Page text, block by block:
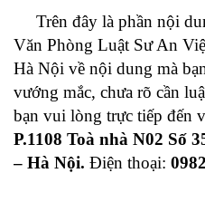
Trên đây là phần nội
Văn Phòng Luật Sư An
Hà Nội về nội dung mà
vướng mắc, chưa rõ cần
bạn vui lòng trực tiếp đến
P.1108 Toà nhà N02 Số
– Hà Nội. Điện thoại: